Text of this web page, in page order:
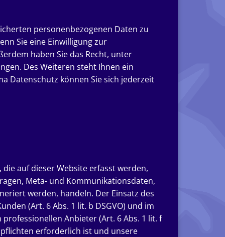
personenbezogenen Daten zu
Sie eine Einwilligung zur
haben Sie das Recht, unter
Des Weiteren steht Ihnen ein
Datenschutz können Sie sich jederzeit
auf dieser Website erfasst werden,
Meta- und Kommunikationsdaten,
werden, handeln. Der Einsatz des
(Art. 6 Abs. 1 lit. b DSGVO) und im
Anbieter (Art. 6 Abs. 1 lit. f
erforderlich ist und unsere